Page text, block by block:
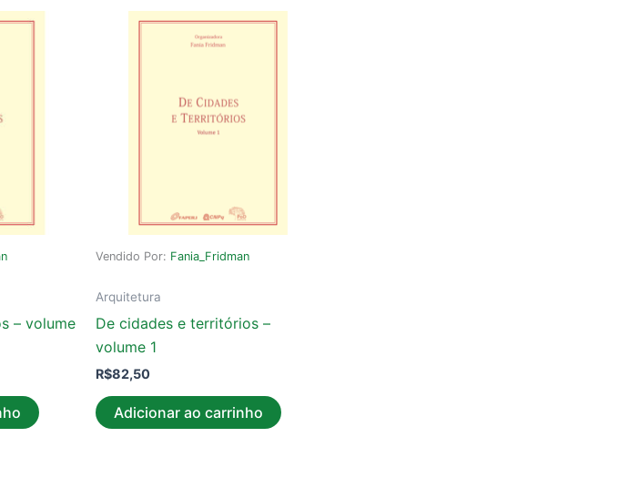
– volume
Vendido Por: Fania_Fridman
Arquitetura
De cidades e territórios –
volume 1
R$82,50
Adicionar ao carrinho